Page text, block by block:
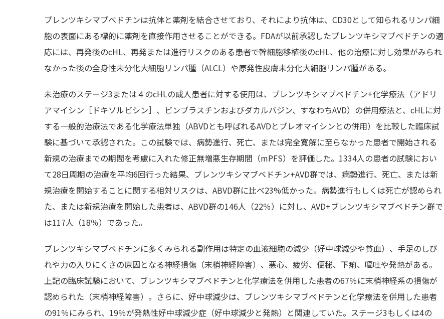
ブレンツキシマブベドチンは抗体と薬剤を結合させており、それにより抗体は、CD30として知られるリンパ細
胞の表面にある標的に薬剤を直接作用させることができる。FDAが以前承認したブレンツキシマブベドチンの適
応には、再発後のcHL、再発または進行リスクのある患者で幹細胞移植後のcHL、他の治療に対し効果がみられ
なかった後の全身性未分化大細胞リンパ腫（ALCL）や原発性皮膚未分化大細胞リンパ腫がある。
未治療のステージ3または４のcHLの成人患者に対する使用は、ブレンツキシマブベドチン+化学療法（アドリ
アマイシン［ドキソルビシン］、ビンブラスチンおよびダカルバジン、すなわちAVD）の併用療法と、cHLに対
する一般的治療法である化学療法単独（ABVDとも呼ばれるAVDとブレオマイシンとの併用）を比較した臨床試
験に基づいて承認された。この試験では、病勢進行、死亡、または完全寛解に至らなかった患者で開始される
新規の治療までの期間を考慮に入れた修正無増悪生存期間（mPFS）を評価した。1334人の患者の試験におい
て28日周期の治療を平均6回行った結果、ブレンツキシマブベドチン+AVD群では、病勢進行、死亡、または新
規治療を開始することに関する相対リスクは、ABVD群に比べ23%低かった。病勢進行もしくは死亡が認められ
た、または新規治療を開始した患者は、ABVD群の146人（22％）に対し、AVD+ブレンツキシマブベドチン群で
は117人（18％）であった。
ブレンツキシマブベドチンに多くみられる副作用は特定の血液細胞の減少（好中球減少や貧血）、手足のしび
れや力の入りにくさの原因となる神経損傷（末梢神経障害）、悪心、疲労、便秘、下痢、嘔吐や発熱がある。
上記の臨床試験において、ブレンツキシマブベドチンと化学療法を併用した患者の67％に末梢神経系の損傷が
認められた（末梢神経障害）。さらに、好中球減少は、ブレンツキシマブベドチンと化学療法を併用した患者
の91％にみられ、19％が発熱性好中球減少症（好中球減少と発熱）と関連していた。ステージ3もしくは4の